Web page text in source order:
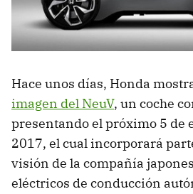
Hace unos días, Honda
imagen del NeuV, un coche
presentando el próximo 5 de
2017, el cual incorporará
visión de la compañía
eléctricos de conducción